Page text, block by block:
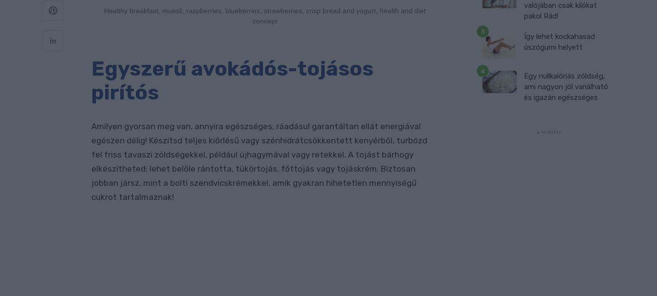
Healthy breakfast, muesli, raspberries, blueberries, strawberries, crisp bread and yogurt, health and diet
concept
Egyszerű avokádós-tojásos
pirítós
Amilyen gyorsan meg van, annyira egészséges, ráadásul garantáltan ellát energiával
egészen délig! Készítsd teljes kiőrlésű vagy szénhidrátcsökkentett kenyérből, turbózd
fel friss tavaszi zöldségekkel, például újhagymával vagy retekkel. A tojást bárhogy
elkészítheted: lehet belőle rántotta, tükörtojás, főttojás vagy tojáskrém. Biztosan
jobban jársz, mint a bolti szendvicskrémekkel, amik gyakran hihetetlen mennyiségű
cukrot tartalmaznak!
valójában csak kilókat
pakol Rád!
Így lehet kockahasad
úszógumi helyett
Egy nullkalóriás zöldség,
ami nagyon jól variálható
és igazán egészséges